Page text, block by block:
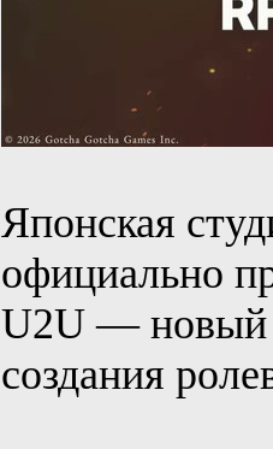
Японская
официально
U2U — новый
создания